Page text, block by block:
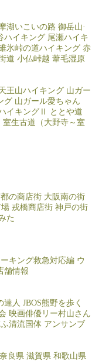
湖いこいの路 御岳山·
ハイキング 尾瀬ハイキ
氷峠の道ハイキング 赤
道 小仏峠越 葦毛湿原
王山ハイキング 山ガー
グ 山ガール愛ちゃん
イキングⅡ ととや道
室生古道（大野寺～室
の商店街 大阪南の街
戎橋商店街 神戸の街
た
キング救急対応編 ウ
舗情報
達人 JBOS熊野を歩く
映画俳優リー村山さん
ふ清流国体 アンサンブ
奈良県 滋賀県 和歌山県